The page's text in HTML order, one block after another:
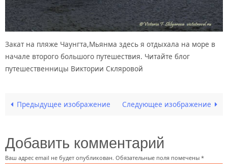
Закат на пляже Чаунгта,Мьянма здесь я отдыхала на море в
начале второго большого путешествия. Читайте блог
путешественницы Виктории Скляровой
Предыдущее изображение Следующее изображение
Добавить комментарий
Ваш адрес email не будет опубликован. Обязательные поля помечены *